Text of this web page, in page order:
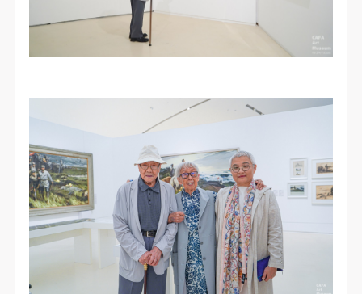
中央美术学院美术馆活动安全免责协议书
第一条
本次活动公平公正、自愿参加与退出、风险与责任自
识。
参加本次活动者必须遵守中华人民共和国的相关法
律、法规，必须遵循道德和社会公德规范，并应该具
备以人为本、团结友爱、互相帮助和助人为乐的良好
品质。
第三条
参加本次活动人员应该是成年人（具有完全民事行为
能力的人，18周岁以上）未成年人必须在成年人的陪
中央美术学院美术馆活动安全免责协议书
第一条
本次活动公平公正、自愿参加与退出、风险与责任自
识。
参加本次活动者必须遵守中华人民共和国的相关法
律、法规，必须遵循道德和社会公德规范，并应该具
备以人为本、团结友爱、互相帮助和助人为乐的良好
品质。
第三条
参加本次活动人员应该是成年人（具有完全民事行为
能力的人，18周岁以上）未成年人必须在成年人的陪
中央美术学院美术馆活动安全免责协议书
第一条
本次活动公平公正、自愿参加与退出、风险与责任自
识。
参加本次活动者必须遵守中华人民共和国的相关法
律、法规，必须遵循道德和社会公德规范，并应该具
备以人为本、团结友爱、互相帮助和助人为乐的良好
品质。
第三条
参加本次活动人员应该是成年人（具有完全民事行为
能力的人，18周岁以上）未成年人必须在成年人的陪